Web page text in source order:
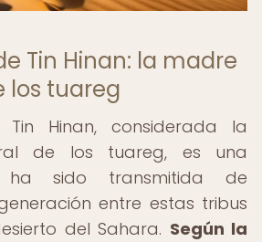
Tin Hinan: la madre
los tuareg
Hinan, considerada la
de los tuareg, es una
ha sido transmitida de
entre estas tribus
del Sahara. Según la